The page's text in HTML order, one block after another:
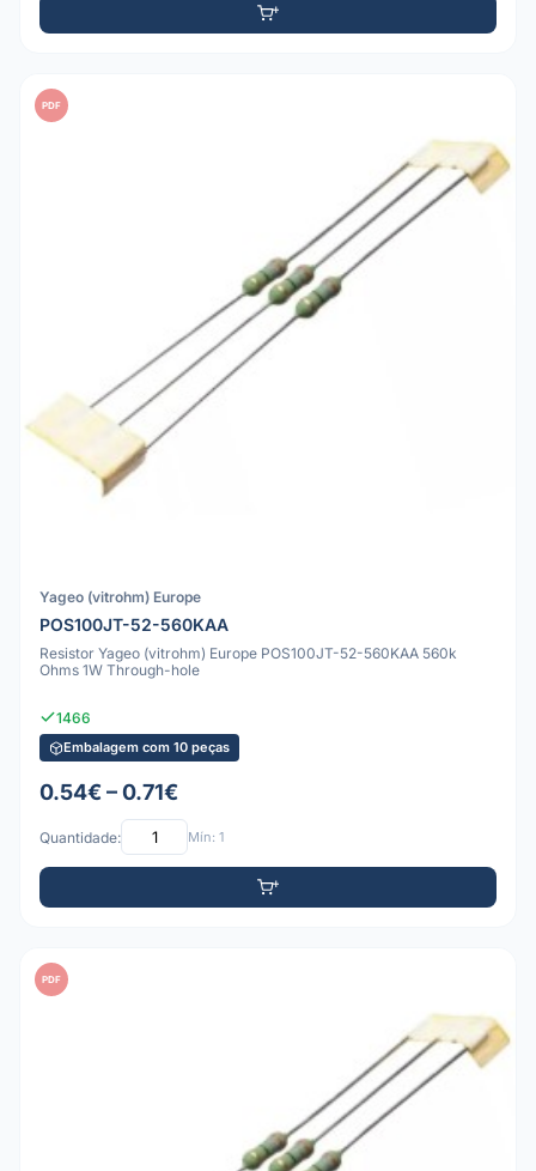
PDF
Yageo (vitrohm) Europe
POS100JT-52-560KAA
Resistor Yageo (vitrohm) Europe POS100JT-52-560KAA 560k
Ohms 1W Through-hole
1466
Embalagem com 10 peças
0.54€ – 0.71€
Quantidade: Mín: 1
PDF